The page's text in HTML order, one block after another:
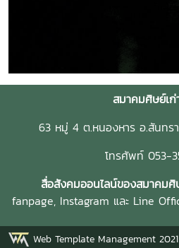
สมาคมศิษย์เก่
63 หมู่ 4 ต.หนองหาร อ.สันทร
โทรศัพท์ 053-
สื่อสังคมออนไลน์ของสมาคมศิ
fanpage,Instagram และ Line
Web Template Management 2021